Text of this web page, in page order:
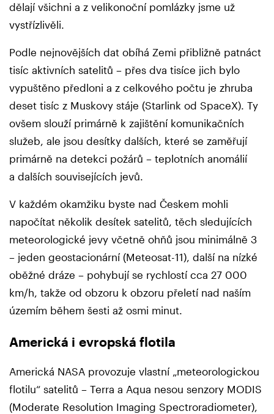
dělají všichni a z velikonoční pomlázky jsme už
vystřízlivěli.
Podle nejnovějších dat obíhá Zemi přibližně patnáct
tisíc aktivních satelitů – přes dva tisíce jich bylo
vypuštěno předloni a z celkového počtu je zhruba
deset tisíc z Muskovy stáje (Starlink od SpaceX). Ty
ovšem slouží primárně k zajištění komunikačních
služeb, ale jsou desítky dalších, které se zaměřují
primárně na detekci požárů – teplotních anomálií
a dalších souvisejících jevů.
V každém okamžiku byste nad Českem mohli
napočítat několik desítek satelitů, těch sledujících
meteorologické jevy včetně ohňů jsou minimálně 3
– jeden geostacionární (Meteosat-11), další na nízké
oběžné dráze – pohybují se rychlostí cca 27 000
km/h, takže od obzoru k obzoru přeletí nad naším
územím během šesti až osmi minut.
Americká i evropská flotila
Americká NASA provozuje vlastní „meteorologickou
flotilu“ satelitů – Terra a Aqua nesou senzory MODIS
(Moderate Resolution Imaging Spectroradiometer),